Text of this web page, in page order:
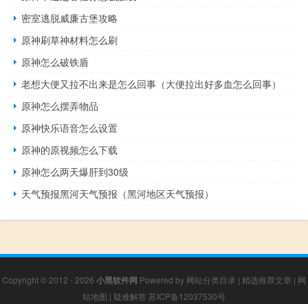
密室逃脱威廉古堡攻略
原神刷草神材料怎么刷
原神怎么破铁盾
老想大便又拉不出来是怎么回事（大便拉出好多血怎么回事）
原神怎么摆弄物品
原神快乐语音怎么设置
原神的原视频怎么下载
原神怎么两天爆肝到30级
天气预报黑河天气预报（黑河地区天气预报）
Copyright © 2012 - 2026 小黑软件网 Powered by 网站分类目录 | 精选推荐文章 | 网
站地图 | 疑难解答 苏ICP备12037530号